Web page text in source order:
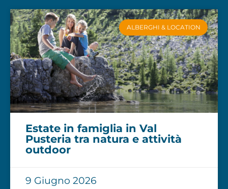
ALBERGHI & LOCATION
Estate in famiglia in Val
Pusteria tra natura e attività
outdoor
9 Giugno 2026